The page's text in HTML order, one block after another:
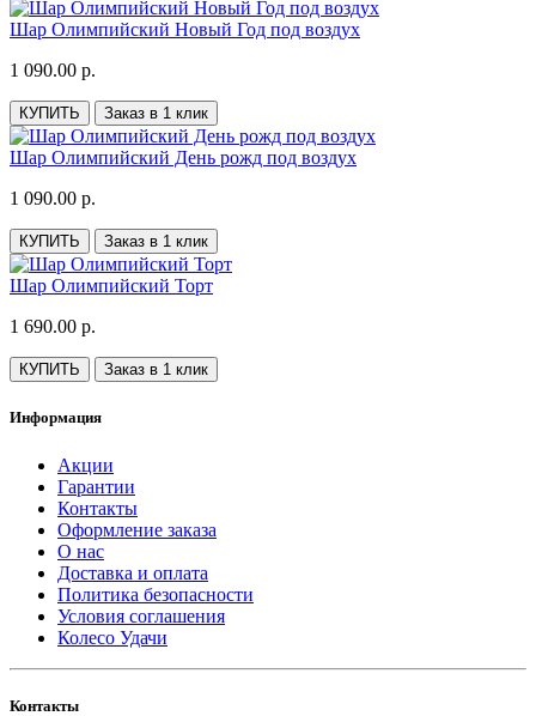
Шар Олимпийский Новый Год под воздух
1 090.00 р.
КУПИТЬ Заказ в 1 клик
Шар Олимпийский День рожд под воздух
1 090.00 р.
КУПИТЬ Заказ в 1 клик
Шар Олимпийский Торт
1 690.00 р.
КУПИТЬ Заказ в 1 клик
Информация
Акции
Гарантии
Контакты
Оформление заказа
О нас
Доставка и оплата
Политика безопасности
Условия соглашения
Колесо Удачи
Контакты